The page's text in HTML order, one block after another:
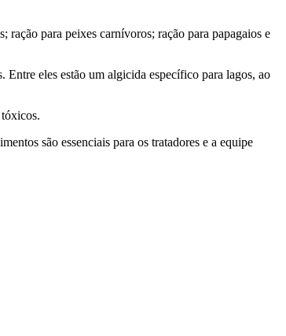
ração para peixes carnívoros; ração para papagaios e
Entre eles estão um algicida específico para lagos, ao
são essenciais para os tratadores e a equipe